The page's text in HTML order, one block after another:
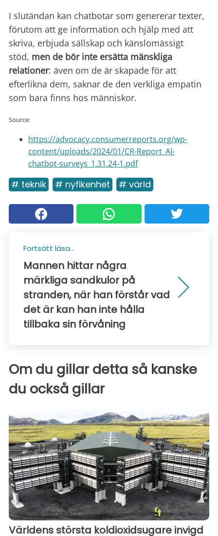
I slutändan kan chatbotar som genererar texter,
förutom att ge information och hjälp med att
skriva, erbjuda sällskap och känslomässigt
stöd, men de bör inte ersätta mänskliga
relationer: även om de är skapade för att
efterlikna dem, saknar de den verkliga empatin
som bara finns hos människor.
Source:
https://advocacy.consumerreports.org/wp-
content/uploads/2024/01/CR-Report_AI-
chatbot-surveys_1.31.24-1.pdf
# teknik # nyfikenhet # värld
Fortsätt läsa...
Mannen hittar några
märkliga sandkulor på
stranden, när han förstår vad
det är kan han inte hålla
tillbaka sin förvåning
Om du gillar detta så kanske
du också gillar
Världens största koldioxidsugare invigd